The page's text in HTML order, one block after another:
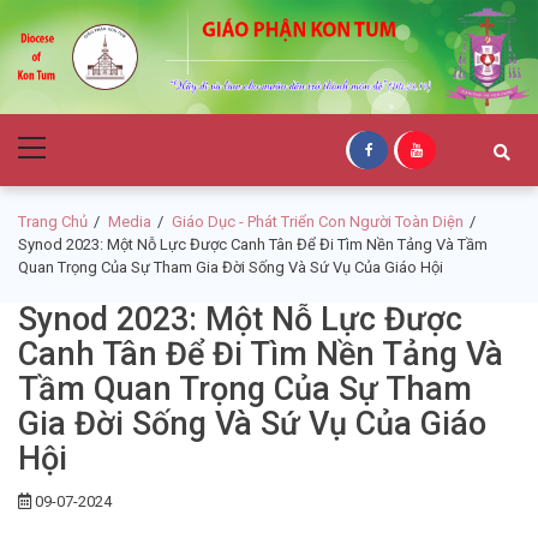
to
navigation
to
content
Giáo Phận Kon
Tum
Menu
Trang Chủ Media
Giáo Dục - Phát Triển Con Người Toàn Diện
Synod 2023: Một Nỗ Lực Được Canh Tân Để Đi Tìm Nền Tảng Và Tầm
Quan Trọng Của Sự Tham Gia Đời Sống Và Sứ Vụ Của Giáo Hội
Synod 2023: Một Nỗ Lực Được
Canh Tân Để Đi Tìm Nền Tảng Và
Tầm Quan Trọng Của Sự Tham
Gia Đời Sống Và Sứ Vụ Của Giáo
Hội
09-07-2024